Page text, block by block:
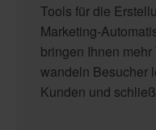
Tools für die
Marketing-
bringen Ihnen
wandeln Besucher
Kunden und